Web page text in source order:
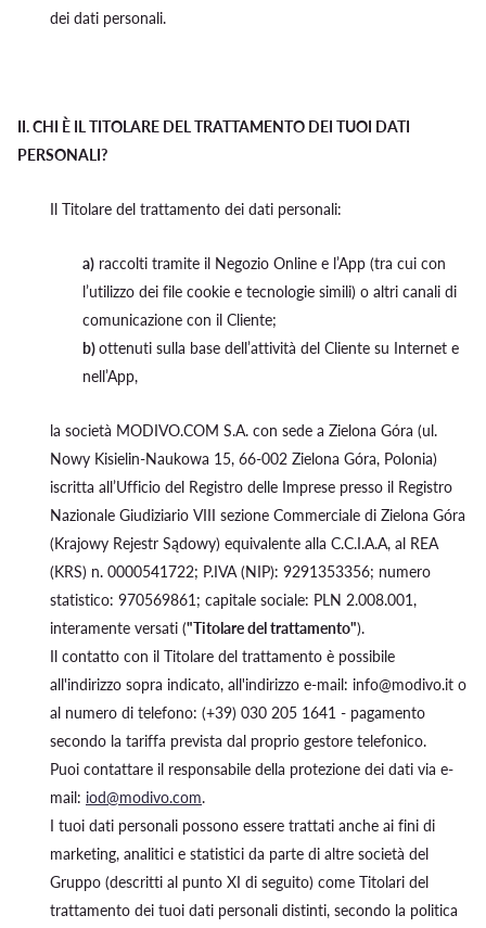
dei dati personali.
II.CHI È IL TITOLARE DEL TRATTAMENTO DEI TUOI DATI
PERSONALI?
Il Titolare del trattamento dei dati personali:
a) raccolti tramite il Negozio Online e l’App (tra cui con
l’utilizzo dei file cookie e tecnologie simili) o altri canali di
comunicazione con il Cliente;
b)ottenuti sulla base dell’attività del Cliente su Internet e
nell’App,
la società MODIVO.COM S.A. con sede a Zielona Góra (ul.
Nowy Kisielin-Naukowa 15, 66-002 Zielona Góra, Polonia)
iscritta all’Ufficio del Registro delle Imprese presso il Registro
Nazionale Giudiziario VIII sezione Commerciale di Zielona Góra
(Krajowy Rejestr Sądowy) equivalente alla C.C.I.A.A, al REA
(KRS) n. 0000541722; P.IVA (NIP): 9291353356; numero
statistico: 970569861; capitale sociale: PLN 2.008.001,
interamente versati ("Titolare del trattamento").
Il contatto con il Titolare del trattamento è possibile
all'indirizzo sopra indicato, all'indirizzo e-mail: info@modivo.it o
al numero di telefono: (+39) 030 205 1641 - pagamento
secondo la tariffa prevista dal proprio gestore telefonico.
Puoi contattare il responsabile della protezione dei dati via e-
mail: iod@modivo.com.
I tuoi dati personali possono essere trattati anche ai fini di
marketing, analitici e statistici da parte di altre società del
Gruppo (descritti al punto XI di seguito) come Titolari del
trattamento dei tuoi dati personali distinti, secondo la politica